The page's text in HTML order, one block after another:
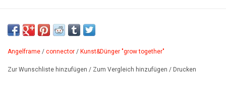
stoffbanner-rahmen Angelframe.
Angelframe / connector / Kunst&Dünger "grow together"
Zur Wunschliste hinzufügen / Zum Vergleich hinzufügen / Drucken